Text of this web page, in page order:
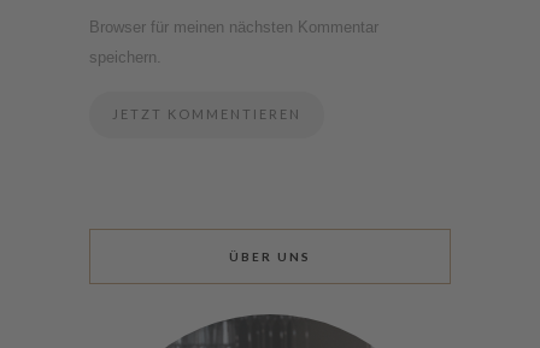
Browser für meinen nächsten Kommentar
speichern.
ÜBER UNS